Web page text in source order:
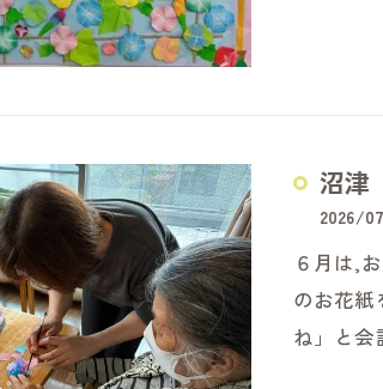
沼津
2026/
６月は,
のお花紙
ね」と